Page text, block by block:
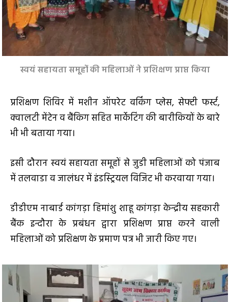
स्वयं सहायता समूहों की महिलाओं ने प्रशिक्षण प्राप्त किया
प्रशिक्षण शिविर में मशीन ऑपरेट वर्किंग प्लेस, सेफ्टी फर्स्ट,
क्वालटी मेंटेन व बैंकिग सहित मार्केटिंग की बारीकियों के बारे
भी भी बताया गया।
इसी दौरान स्वयं सहायता समूहों से जुडी महिलाओं को पंजाब
में तलवाडा व जालंधर में इंडस्ट्रियल विजिट भी करवाया गया।
डीडीएम नाबार्ड कांगड़ा हिमांशु शाहू कांगड़ा केन्द्रीय सहकारी
बैंक इन्दौरा के प्रबंधन द्वारा प्रशिक्षण प्राप्त करने वाली
महिलाओं को प्रशिक्षण के प्रमाण पत्र भी जारी किए गए।